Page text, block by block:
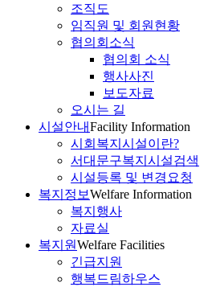
조직도
임직원 및 회원현황
협의회소식
협의회 소식
행사사진
보도자료
오시는 길
시설안내Facility Information
시회복지시설이란?
서대문구복지시설검색
시설등록 및 변경요청
복지정보Welfare Information
복지행사
자료실
복지원Welfare Facilities
긴급지원
행복드림하우스